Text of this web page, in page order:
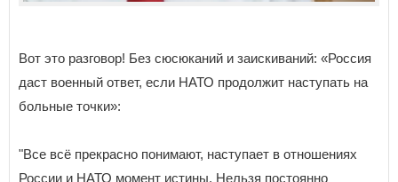
Вот это разговор! Без сюсюканий и заискиваний: «Россия
даст военный ответ, если НАТО продолжит наступать на
больные точки»:
"Все всё прекрасно понимают, наступает в отношениях
России и НАТО момент истины. Нельзя постоянно